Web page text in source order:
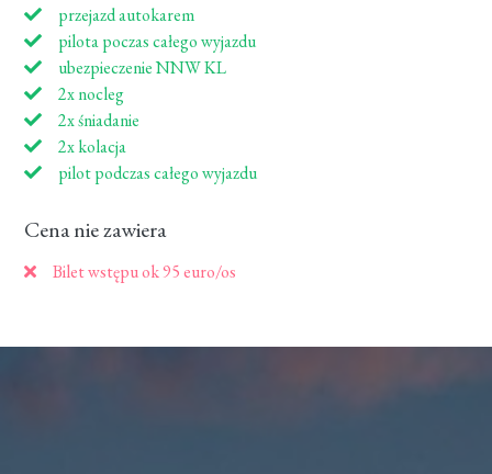
przejazd autokarem
pilota poczas całego wyjazdu
ubezpieczenie NNW KL
2x nocleg
2x śniadanie
2x kolacja
pilot podczas całego wyjazdu
Cena nie zawiera
Bilet wstępu ok 95 euro/os